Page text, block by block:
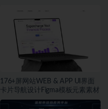
176+屏网站WEB & APP UI界面
卡片导航设计Figma模板元素素材